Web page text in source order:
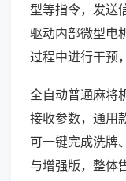
型等指令，发送
驱动内部微型电
过程中进行干预
全自动普通麻将
接收参数，通用
可一键完成洗牌
与增强版，整体